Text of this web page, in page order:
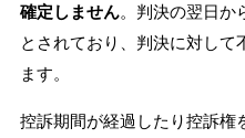
確定しません。判決の翌日か
とされており、判決に対して
ます。
控訴期間が経過したり控訴権